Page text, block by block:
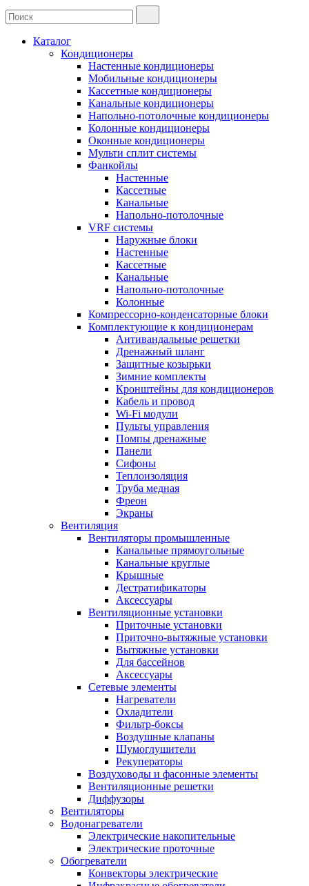
Каталог
Кондиционеры
Настенные кондиционеры
Мобильные кондиционеры
Кассетные кондиционеры
Канальные кондиционеры
Напольно-потолочные кондиционеры
Колонные кондиционеры
Оконные кондиционеры
Мульти сплит системы
Фанкойлы
Настенные
Кассетные
Канальные
Напольно-потолочные
VRF системы
Наружные блоки
Настенные
Кассетные
Канальные
Напольно-потолочные
Колонные
Компрессорно-конденсаторные блоки
Комплектующие к кондиционерам
Антивандальные решетки
Дренажный шланг
Защитные козырьки
Зимние комплекты
Кронштейны для кондиционеров
Кабель и провод
Wi-Fi модули
Пульты управления
Помпы дренажные
Панели
Сифоны
Теплоизоляция
Труба медная
Фреон
Экраны
Вентиляция
Вентиляторы промышленные
Канальные прямоугольные
Канальные круглые
Крышные
Дестратификаторы
Аксессуары
Вентиляционные установки
Приточные установки
Приточно-вытяжные установки
Вытяжные установки
Для бассейнов
Аксессуары
Сетевые элементы
Нагреватели
Охладители
Фильтр-боксы
Воздушные клапаны
Шумоглушители
Рекуператоры
Воздуховоды и фасонные элементы
Вентиляционные решетки
Диффузоры
Вентиляторы
Водонагреватели
Электрические накопительные
Электрические проточные
Обогреватели
Конвекторы электрические